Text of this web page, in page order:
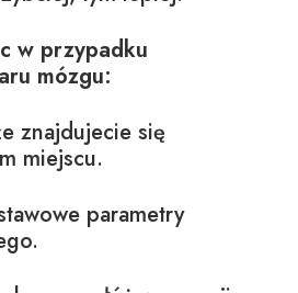
w przypadku
mózgu:
znajdujecie się
miejscu.
parametry